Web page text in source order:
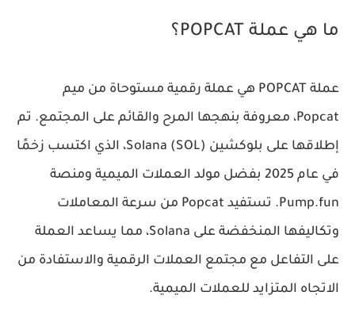
ما هي عملة POPCAT؟
عملة POPCAT هي عملة رقمية مستوحاة من ميم
Popcat، معروفة بنهجها المرح والقائم على المجتمع. تم
إطلاقها على بلوكشين Solana (SOL)، الذي اكتسب زخمًا
في عام 2025 بفضل مولد العملات الميمية ومنصة
Pump.fun. تستفيد Popcat من سرعة المعاملات
وتكاليفها المنخفضة على Solana، مما يساعد العملة
على التفاعل مع مجتمع العملات الرقمية والاستفادة من
الاتجاه المتزايد للعملات الميمية.